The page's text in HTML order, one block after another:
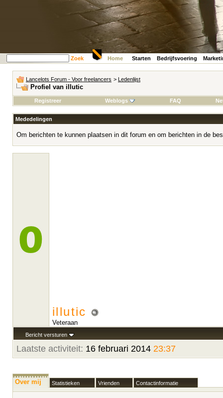
Zoek Home Starten Bedrijfsvoering
Lancelots Forum - Voor freelancers > Ledenlijst
Profiel van illutic
Registreer Weblogs FAQ
Mededelingen
Om berichten te kunnen plaatsen in dit forum en om berichten in de
illutic
Veteraan
Bericht versturen
Laatste activiteit: 16 februari 2014 23:37
Over mij Statistieken Vrienden Contactinformatie